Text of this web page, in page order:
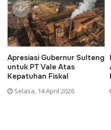
Dedi Mulyadi Hapus Syarat
KTP Asli dalam
Pembayaran Pajak Jabar
Rabu, 15 April 2026